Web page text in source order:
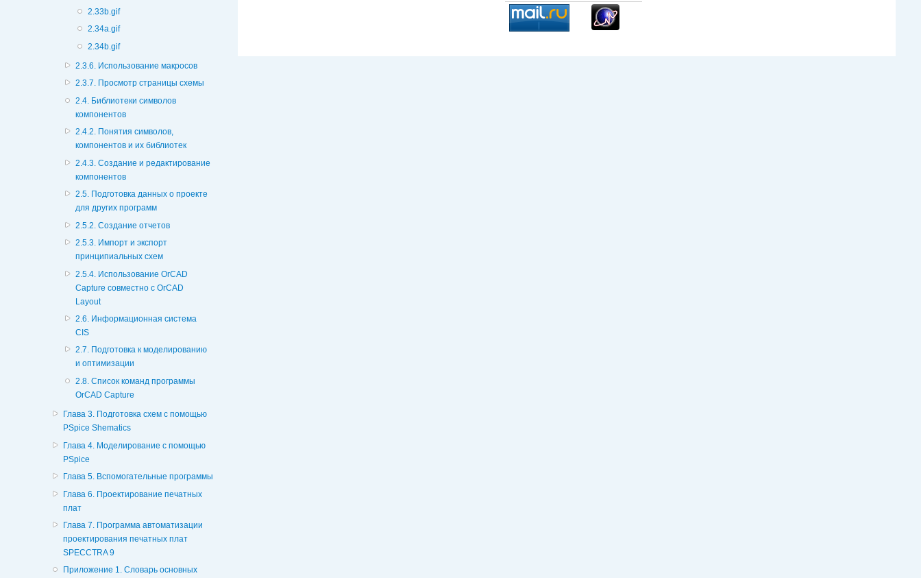
2.33b.gif
2.34a.gif
2.34b.gif
2.3.6. Использование макросов
2.3.7. Просмотр страницы схемы
2.4. Библиотеки символов
компонентов
2.4.2. Понятия символов,
компонентов и их библиотек
2.4.3. Создание и редактирование
компонентов
2.5. Подготовка данных о проекте
для других программ
2.5.2. Создание отчетов
2.5.3. Импорт и экспорт
принципиальных схем
2.5.4. Использование OrCAD
Capture совместно с OrCAD
Layout
2.6. Информационная система
CIS
2.7. Подготовка к моделированию
и оптимизации
2.8. Список команд программы
OrCAD Capture
Глава 3. Подготовка схем с помощью
PSpice Shematics
Глава 4. Моделирование с помощью
PSpice
Глава 5. Вспомогательные программы
Глава 6. Проектирование печатных
плат
Глава 7. Программа автоматизации
проектирования печатных плат
SPECCTRA 9
Приложение 1. Словарь основных